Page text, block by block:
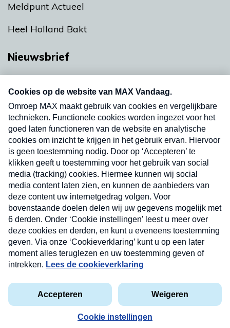
Meldpunt Actueel
Heel Holland Bakt
Nieuwsbrief
nieuwsbrief. Elke vrijdag- en dinsdagochtend in
uw mailbox.
Verzend
Privacyverklaring
Cookieverklaring
Kwetsbaarheid melden
Copyright © 2026 MAX Vandaag - Omroep MAX
Nieuwsbrief
Neem hier een gratis abonnement op onze
nieuwsbrief. Elke vrijdag- en dinsdagochtend in uw